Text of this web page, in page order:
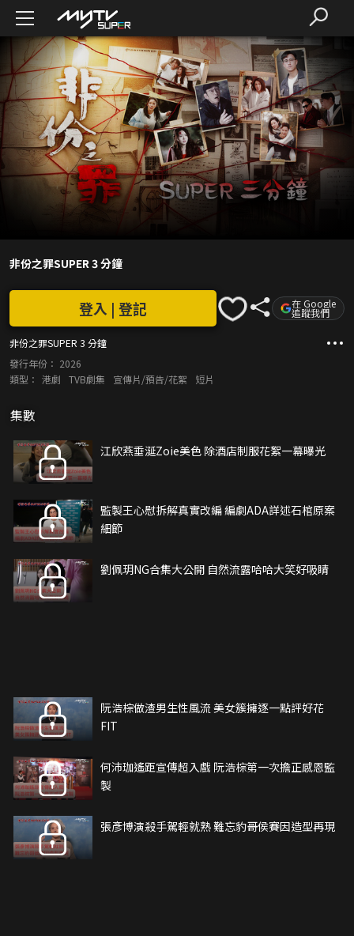
非份之罪SUPER 3 分鐘
非份之罪SUPER 3 分鐘
登入 | 登記 在 Google
追蹤我們
發行年份： 2026
類型： 港劇 TVB劇集 宣傳片/預告/花絮 短片
集數
江欣燕垂涎Zoie美色 除酒店制服花絮一幕曝光
監製王心慰拆解真實改編 編劇ADA詳述石棺原案
細節
劉佩玥NG合集大公開 自然流露哈哈大笑好吸睛
阮浩棕做渣男生性風流 美女簇擁逐一點評好花
FIT
何沛珈遙距宣傳超入戲 阮浩棕第一次擔正感恩監
製
張彥博演殺手駕輕就熟 難忘豹哥侯賽因造型再現